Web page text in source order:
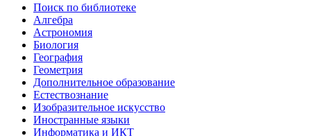
Поиск по библиотеке
Алгебра
Астрономия
Биология
География
Геометрия
Дополнительное образование
Естествознание
Изобразительное искусство
Иностранные языки
Информатика и ИКТ